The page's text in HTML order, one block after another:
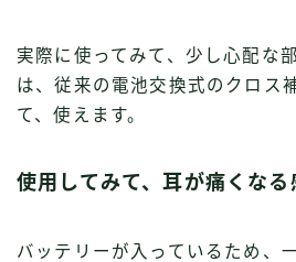
実際に使ってみて、少し心配な
は、従来の電池交換式のクロス
て、使えます。
使用してみて、耳が痛くな
バッテリーが入っているため、